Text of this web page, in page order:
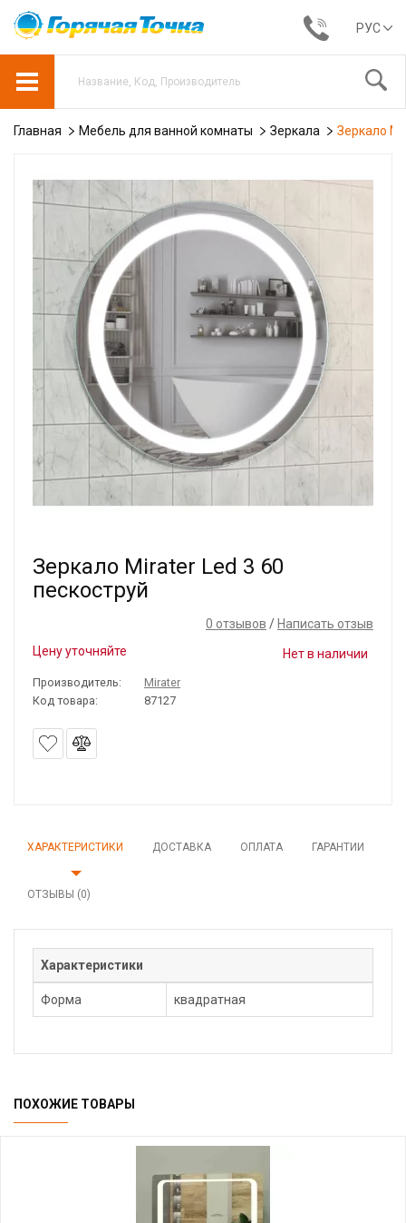
РУС
Главная Мебель для ванной комнаты Зеркала Зеркало
Зеркало Mirater Led 3 60
пескоструй
0 отзывов / Написать отзыв
Цену уточняйте
Нет в наличии
Производитель:
Mirater
Код товара:
87127
ХАРАКТЕРИСТИКИ ДОСТАВКА ОПЛАТА ГАРАНТИИ
ОТЗЫВЫ (0)
Характеристики
Форма квадратная
ПОХОЖИЕ ТОВАРЫ